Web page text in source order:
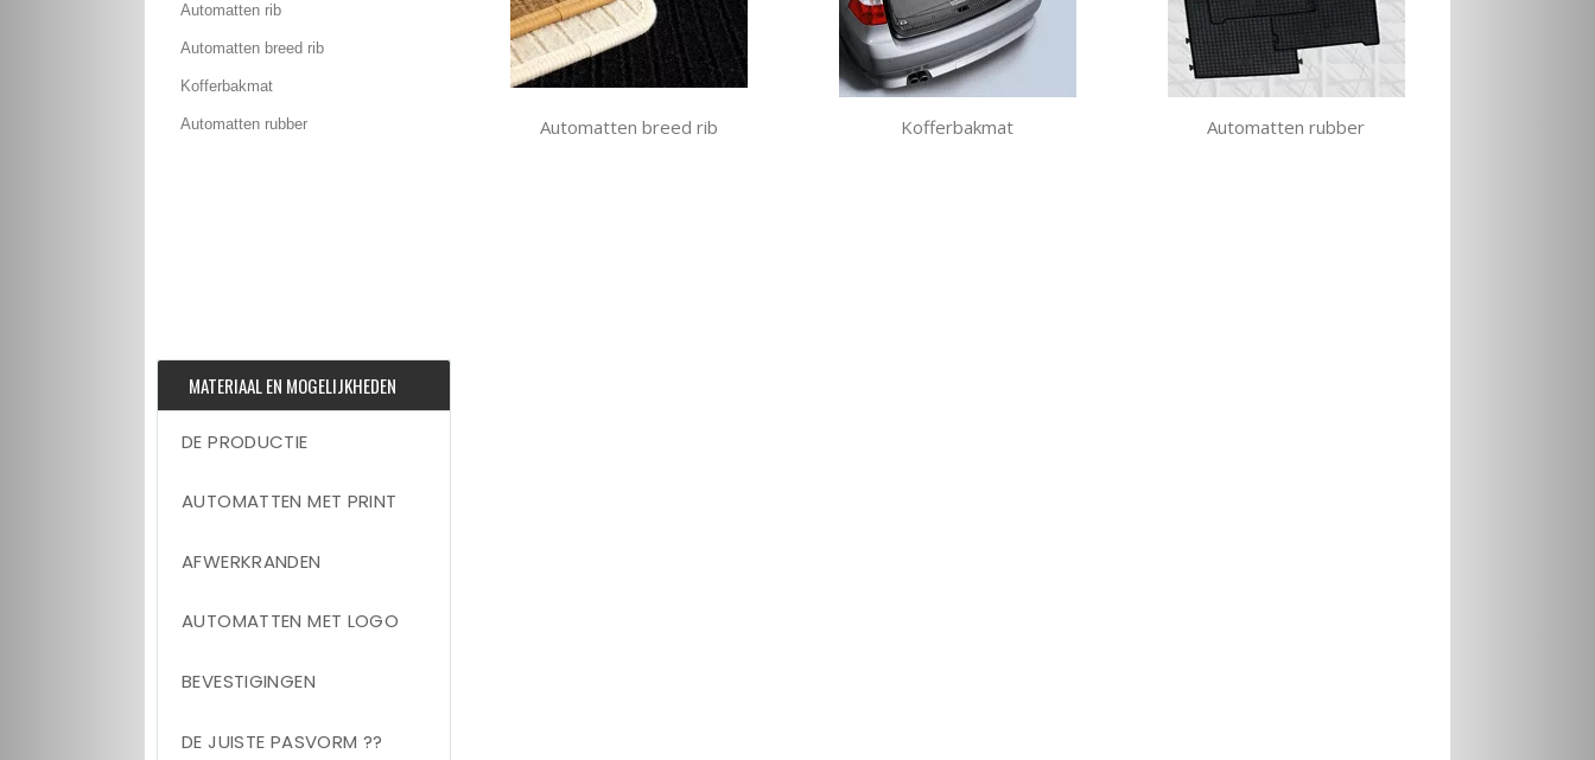
Automatten breed rib Kofferbakmat Automatten rubber
Automatten rib
Automatten breed rib
Kofferbakmat
Automatten rubber
MATERIAAL EN MOGELIJKHEDEN
DE PRODUCTIE
AUTOMATTEN MET PRINT
AFWERKRANDEN
AUTOMATTEN MET LOGO
BEVESTIGINGEN
DE JUISTE PASVORM ??